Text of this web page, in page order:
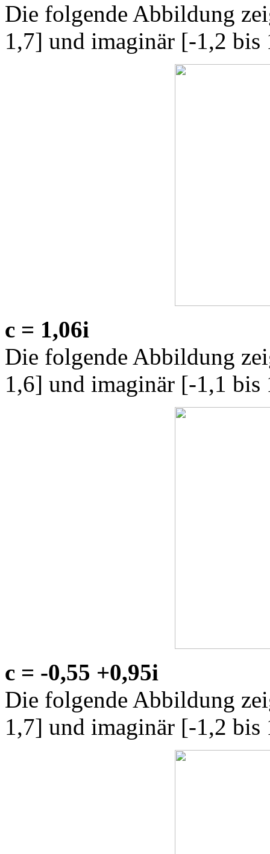
Die folgende Abbildung
1,7] und imaginär [-1,2 bis
c = 1,06i
Die folgende Abbildung
1,6] und imaginär [-1,1 bis
c = -0,55 +0,95i
Die folgende Abbildung
1,7] und imaginär [-1,2 bis